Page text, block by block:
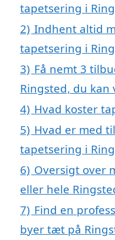
tapetsering i
2) Indhent altid
tapetsering i
3) Få nemt 3
Ringsted, du
4) Hvad koster
5) Hvad er med
tapetsering i
6) Oversigt over
eller hele
7) Find en
byer tæt på